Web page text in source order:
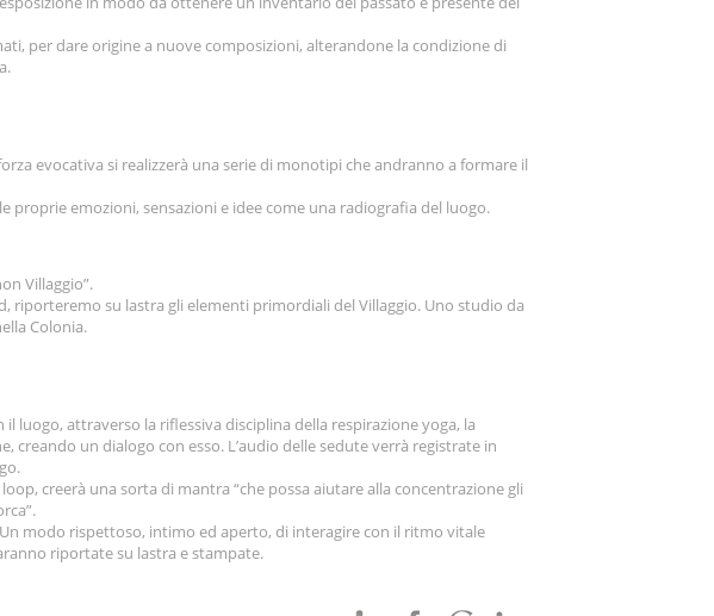
per dare origine a nuove composizioni, alterandone la condizione di
evocativa si realizzerà una serie di monotipi che andranno a formare il
proprie emozioni, sensazioni e idee come una radiografia del luogo.
Villaggio”.
su lastra gli elementi primordiali del Villaggio. Uno studio da
Colonia.
luogo, attraverso la riflessiva disciplina della respirazione yoga, la
creando un dialogo con esso. L’audio delle sedute verrà registrate in
creerà una sorta di mantra “che possa aiutare alla concentrazione gli
modo rispettoso, intimo ed aperto, di interagire con il ritmo vitale
riportate su lastra e stampate.